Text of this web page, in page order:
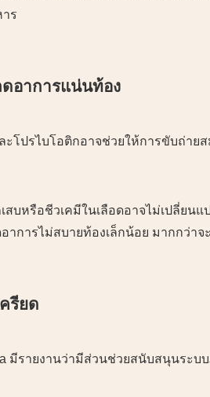
ร
อาการแน่นท้อง
โปรไบโอติกอาจช่วยให้การขับถ่าย
สบหรือชีวเคมีในเลือดอาจไม่เปลี่ยน
าการไม่สบายท้องเล็กน้อย มากกว่าจ
รียด
มีรายงานว่ามีส่วนช่วยสนับสนุนระ